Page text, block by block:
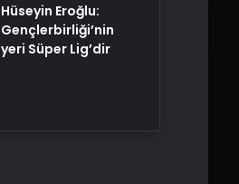
Hüseyin Eroğlu:
Gençlerbirliği’nin
yeri Süper Lig’dir